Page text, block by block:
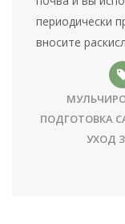
периодически
вносите
ПОДГОТОВКА
УХОД